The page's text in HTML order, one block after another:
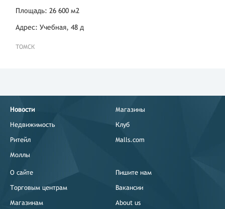
Площадь: 26 600 м2
Адрес: Учебная, 48 д
ТОМСК
Новости
Недвижимость
Ритейл
Моллы
Магазины
Клуб
Malls.com
О сайте
Торговым центрам
Магазинам
Пишите нам
Вакансии
About us